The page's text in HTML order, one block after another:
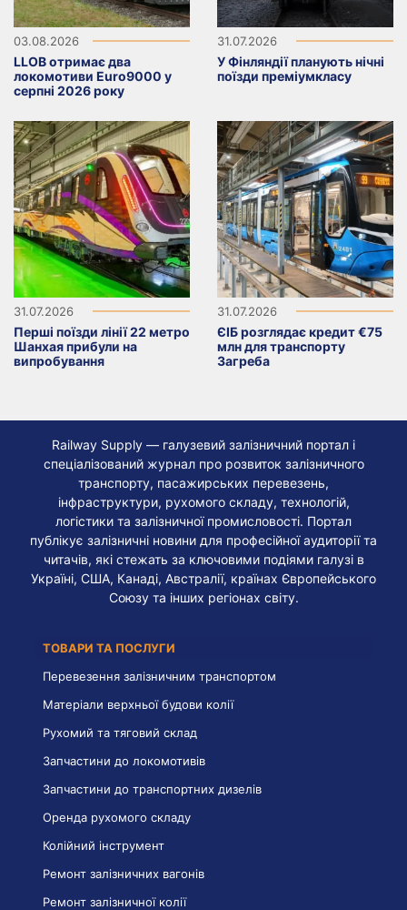
03.08.2026
LLOB отримає два
локомотиви Euro9000 у
серпні 2026 року
31.07.2026
У Фінляндії планують нічні
поїзди преміумкласу
31.07.2026
Перші поїзди лінії 22 метро
Шанхая прибули на
випробування
31.07.2026
ЄІБ розглядає кредит €75
млн для транспорту
Загреба
Railway Supply — галузевий залізничний портал і
спеціалізований журнал про розвиток залізничного
транспорту, пасажирських перевезень,
інфраструктури, рухомого складу, технологій,
логістики та залізничної промисловості. Портал
публікує залізничні новини для професійної аудиторії та
читачів, які стежать за ключовими подіями галузі в
Україні, США, Канаді, Австралії, країнах Європейського
Союзу та інших регіонах світу.
ТОВАРИ ТА ПОСЛУГИ
Перевезення залізничним транспортом
Матеріали верхньої будови колії
Рухомий та тяговий склад
Запчастини до локомотивів
Запчастини до транспортних дизелів
Оренда рухомого складу
Колійний інструмент
Ремонт залізничних вагонів
Ремонт залізничної колії